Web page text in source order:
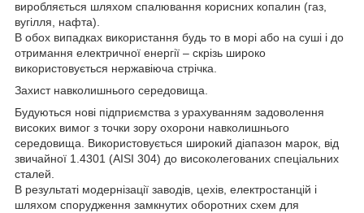
виробляється шляхом спалювання корисних копалин (газ,
вугілля, нафта).
В обох випадках використання будь то в морі або на суші і до
отримання електричної енергії – скрізь широко
використовується нержавіюча стрічка.
Захист навколишнього середовища.
Будуються нові підприємства з урахуванням задоволення
високих вимог з точки зору охорони навколишнього
середовища. Використовується широкий діапазон марок, від
звичайної 1.4301 (AISI 304) до високолегованих спеціальних
сталей.
В результаті модернізації заводів, цехів, електростанцій і
шляхом спорудження замкнутих оборотних схем для